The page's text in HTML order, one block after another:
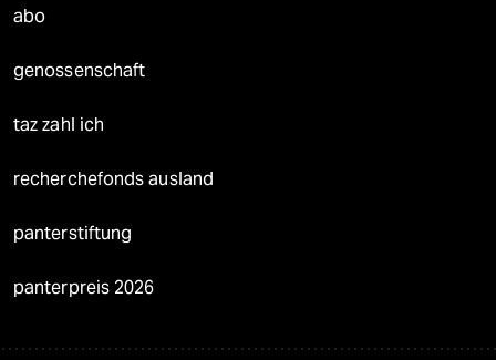
abo
genossenschaft
taz zahl ich
recherchefonds ausland
panterstiftung
panterpreis 2026